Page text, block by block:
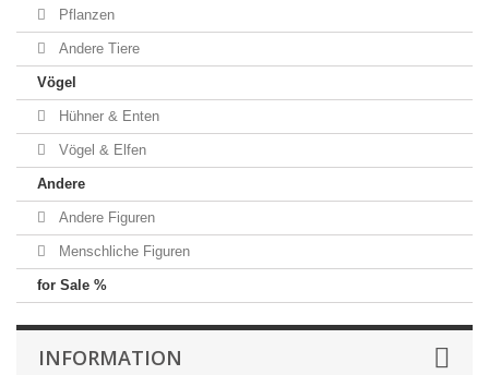
Pflanzen
Andere Tiere
Vögel
Hühner & Enten
Vögel & Elfen
Andere
Andere Figuren
Menschliche Figuren
for Sale %
INFORMATION